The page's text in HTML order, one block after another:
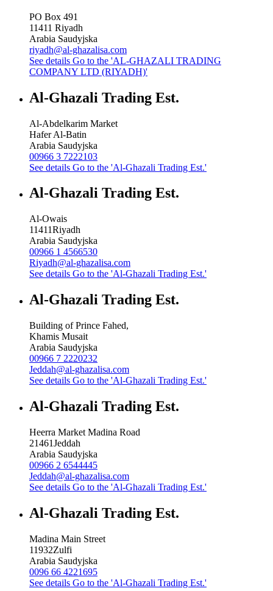
PO Box 491
11411 Riyadh
Arabia Saudyjska
riyadh@al-ghazalisa.com
See details Go to the 'AL-GHAZALI TRADING
COMPANY LTD (RIYADH)'
Al-Ghazali Trading Est.
Al-Abdelkarim Market
Hafer Al-Batin
Arabia Saudyjska
00966 3 7222103
See details Go to the 'Al-Ghazali Trading Est.'
Al-Ghazali Trading Est.
Al-Owais
11411Riyadh
Arabia Saudyjska
00966 1 4566530
Riyadh@al-ghazalisa.com
See details Go to the 'Al-Ghazali Trading Est.'
Al-Ghazali Trading Est.
Building of Prince Fahed,
Khamis Musait
Arabia Saudyjska
00966 7 2220232
Jeddah@al-ghazalisa.com
See details Go to the 'Al-Ghazali Trading Est.'
Al-Ghazali Trading Est.
Heerra Market Madina Road
21461Jeddah
Arabia Saudyjska
00966 2 6544445
Jeddah@al-ghazalisa.com
See details Go to the 'Al-Ghazali Trading Est.'
Al-Ghazali Trading Est.
Madina Main Street
11932Zulfi
Arabia Saudyjska
0096 66 4221695
See details Go to the 'Al-Ghazali Trading Est.'